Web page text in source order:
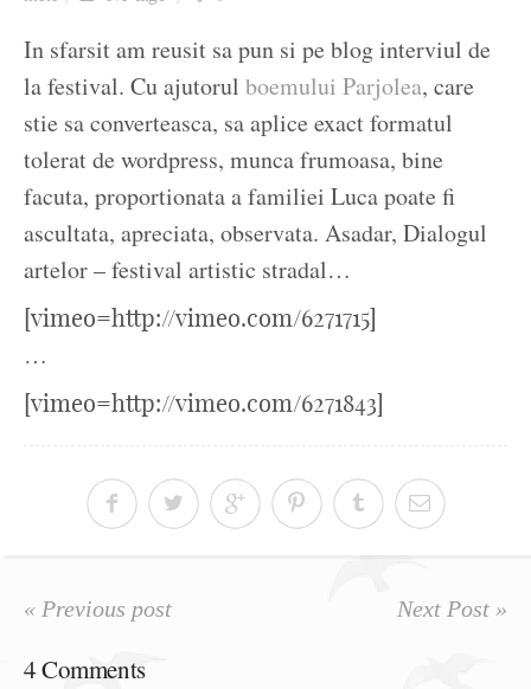
In sfarsit am reusit sa pun si pe blog interviul de
la festival. Cu ajutorul boemului Parjolea, care
stie sa converteasca, sa aplice exact formatul
tolerat de wordpress, munca frumoasa, bine
facuta, proportionata a familiei Luca poate fi
ascultata, apreciata, observata. Asadar, Dialogul
artelor – festival artistic stradal…
[vimeo=http://vimeo.com/6271715]
…
[vimeo=http://vimeo.com/6271843]
« Previous post Next Post »
4 Comments